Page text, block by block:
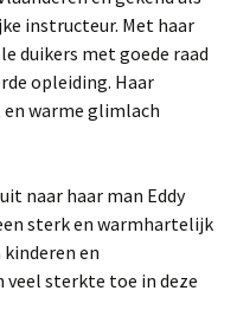
instructeur. Met haar
duikers met goede raad
opleiding. Haar
warme glimlach
naar haar man Eddy
sterk en warmhartelijk
kinderen en
sterkte toe in deze